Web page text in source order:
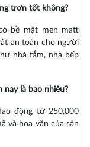
trơn tốt không?
bề mặt men matt
an toàn cho người
nhà tắm, nhà bếp
nay là bao nhiêu?
động từ 250,000
và hoa văn của sản